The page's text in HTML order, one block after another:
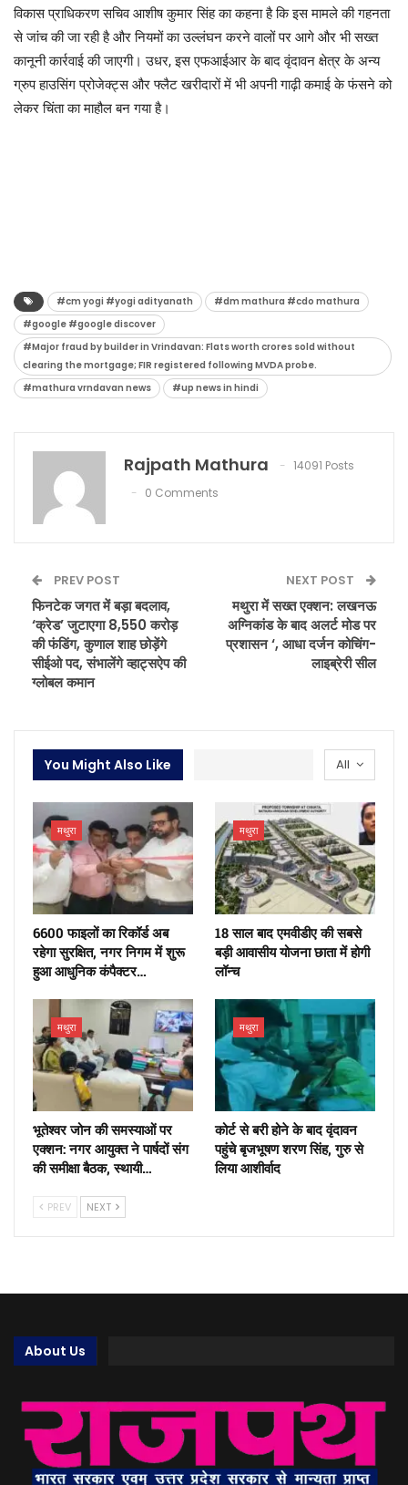
​विकास ​प्राधिकरण सचिव आशीष कुमार सिंह का कहना है कि इस मामले की गहनता
से जांच की जा रही है और नियमों का उल्लंघन करने वालों पर आगे और भी सख्त
कानूनी कार्रवाई की जाएगी। उधर, इस एफआईआर के बाद वृंदावन क्षेत्र के अन्य
ग्रुप हाउसिंग प्रोजेक्ट्स और फ्लैट खरीदारों में भी अपनी गाढ़ी कमाई के फंसने को
लेकर चिंता का माहौल बन गया है।
#cm yogi #yogi adityanath
#dm mathura #cdo mathura
#google #google discover
#Major fraud by builder in Vrindavan: Flats worth crores sold without
clearing the mortgage; FIR registered following MVDA probe.
#mathura vrndavan news
#up news in hindi
Rajpath Mathura
14091 Posts
0 Comments
PREV POST
फिनटेक जगत में बड़ा बदलाव,
‘क्रेड’ जुटाएगा 8,550 करोड़
की फंडिंग, कुणाल शाह छोड़ेंगे
सीईओ पद, संभालेंगे व्हाट्सऐप की
ग्लोबल कमान
NEXT POST
मथुरा में सख्त एक्शन: लखनऊ
अग्निकांड के बाद अलर्ट मोड पर
प्रशासन ‘, आधा दर्जन कोचिंग-
लाइब्रेरी सील
All
You Might Also Like
मथुरा
6600 फाइलों का रिकॉर्ड अब
रहेगा सुरक्षित, नगर निगम में शुरू
हुआ आधुनिक कंपैक्टर…
मथुरा
18 साल बाद एमवीडीए की सबसे
बड़ी आवासीय योजना छाता में होगी
लॉन्च
मथुरा
भूतेश्वर जोन की समस्याओं पर
एक्शन: नगर आयुक्त ने पार्षदों संग
की समीक्षा बैठक, स्थायी…
मथुरा
कोर्ट से बरी होने के बाद वृंदावन
पहुंचे बृजभूषण शरण सिंह, गुरु से
लिया आशीर्वाद
PREV NEXT
About Us